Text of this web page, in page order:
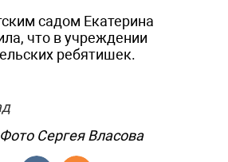
садом Екатерина
что в учреждении
ребятишек.
Фото Сергея Власова